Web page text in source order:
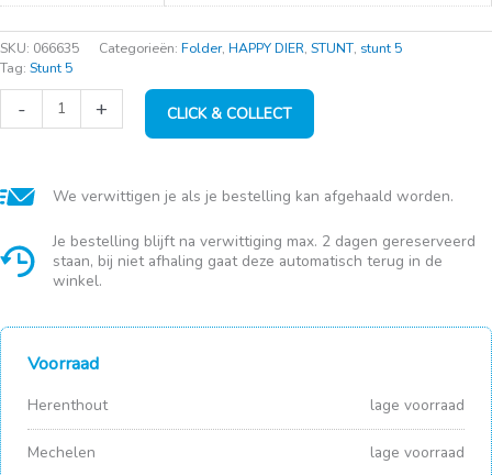
SKU: 066635 Categorieën: Folder, HAPPY DIER, STUNT, stunt 5
Tag: Stunt 5
-
D&D
Ben
zwart
aantal
+ CLICK & COLLECT
We verwittigen je als je bestelling kan afgehaald worden.
Je bestelling blijft na verwittiging max. 2 dagen gereserveerd
staan, bij niet afhaling gaat deze automatisch terug in de
winkel.
Voorraad
Herenthout lage voorraad
Mechelen lage voorraad